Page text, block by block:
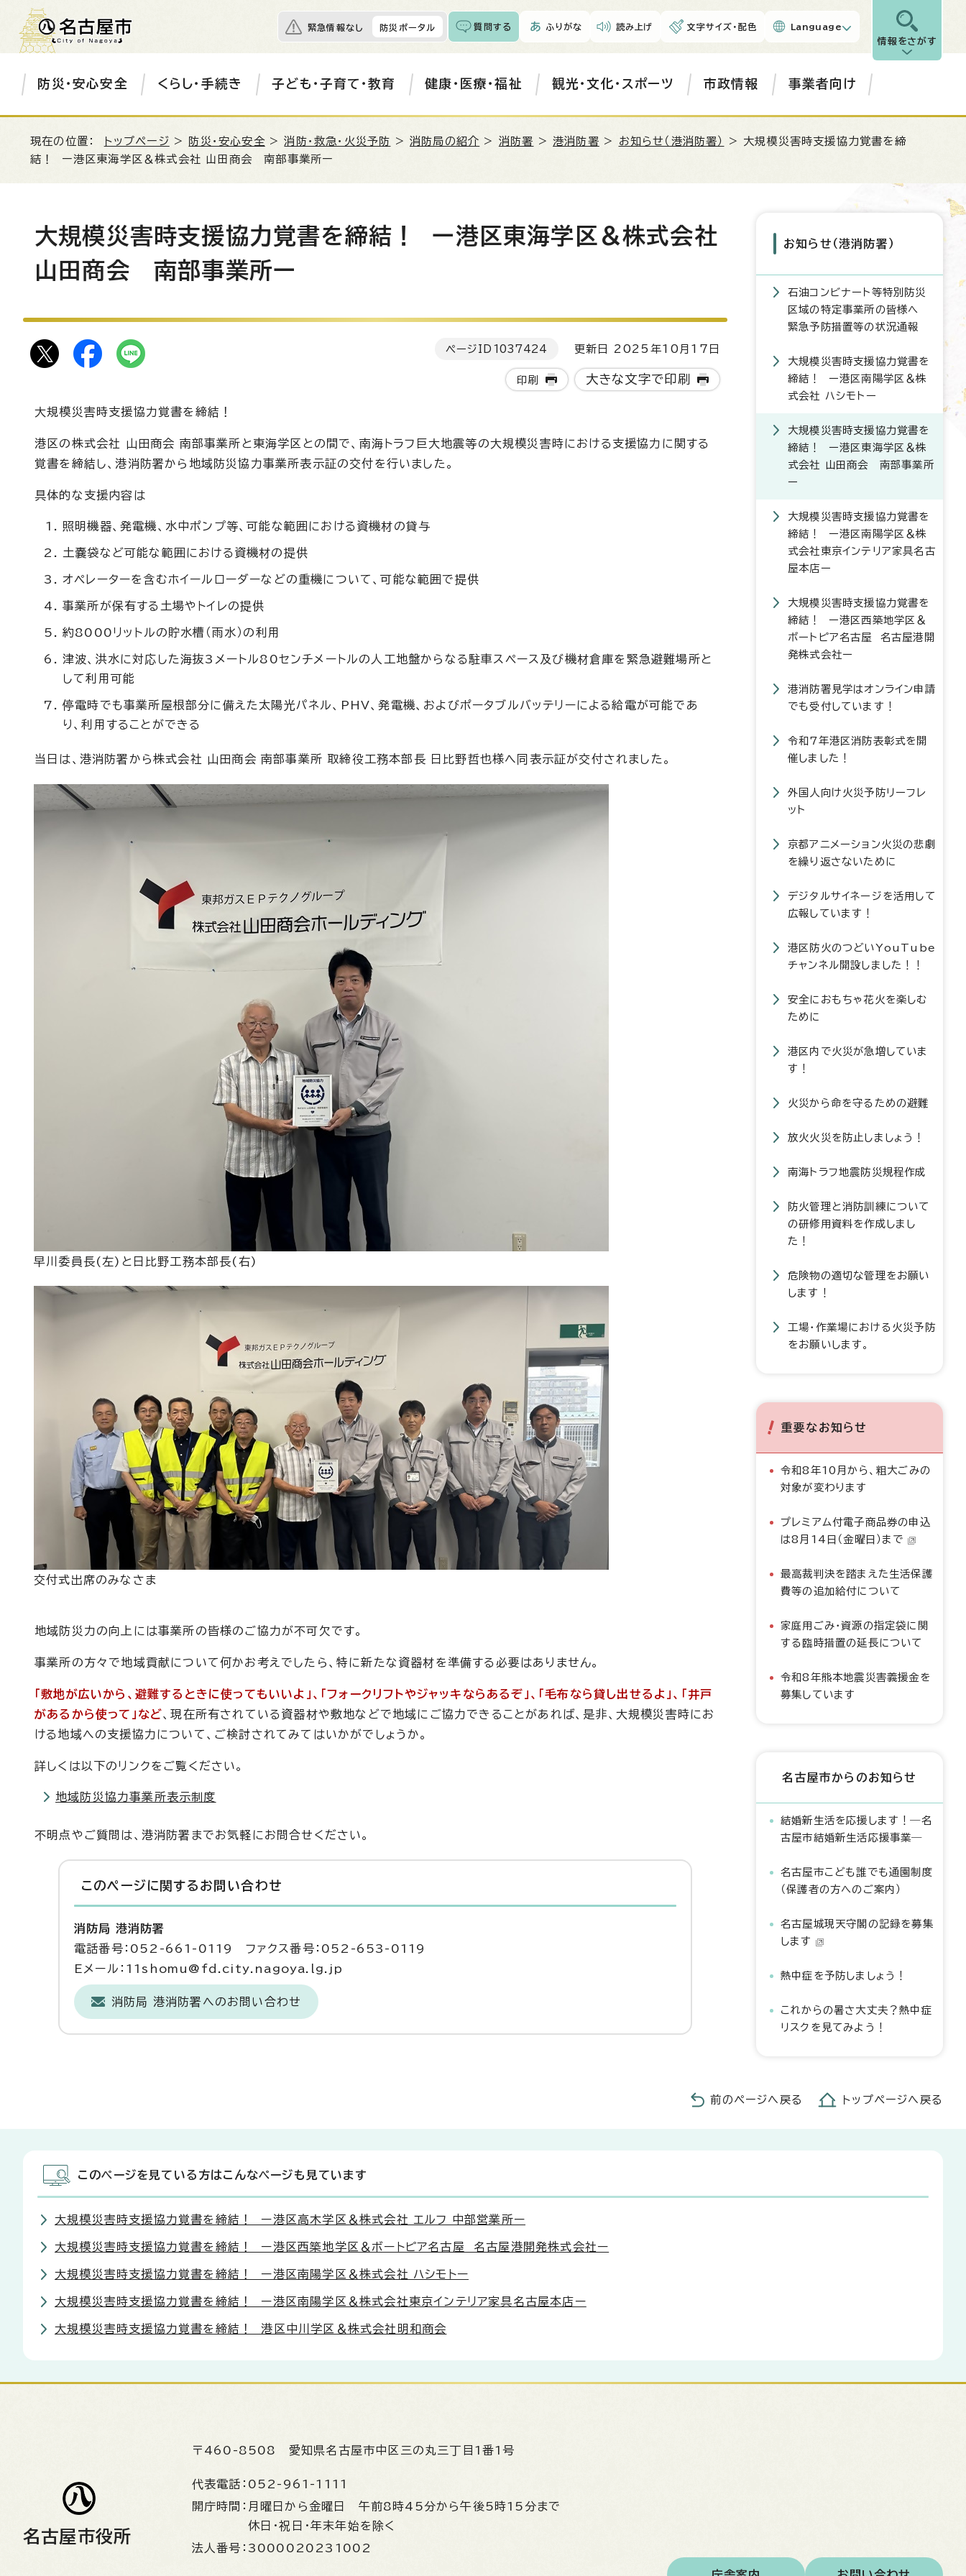
緊急情報なし 防災ポータル 質問する ふりがな 読み上げ 文字サイズ・配色 Language
情報をさがす
防災・安心安全 くらし・手続き 子ども・子育て・教育 健康・医療・福祉 観光・文化・スポーツ 市政情報 事業者向け
現在の位置： トップページ > 防災・安心安全>消防・救急・火災予防 >消防局の紹介 > 消防署 >港消防署 > お知らせ（港消防署）
> 大規模災害時支援協力覚書を締
結！ ー港区東海学区＆株式会社 山田商会 南部事業所ー
大規模災害時支援協力覚書を締結！ ー港区東海学区＆株式会社
山田商会 南部事業所ー
ページID 1037424 更新日 2025年10月17日
印刷 大きな文字で印刷
大規模災害時支援協力覚書を締結！
港区の株式会社 山田商会 南部事業所と東海学区との間で、南海トラフ巨大地震等の大規模災害時における支援協力に関する
覚書を締結し、港消防署から地域防災協力事業所表示証の交付を行いました。
具体的な支援内容は
照明機器、発電機、水中ポンプ等、可能な範囲における資機材の貸与
土嚢袋など可能な範囲における資機材の提供
オペレーターを含むホイールローダーなどの重機について、可能な範囲で提供
事業所が保有する土場やトイレの提供
約8000リットルの貯水槽（雨水）の利用
津波、洪水に対応した海抜3メートル80センチメートルの人工地盤からなる駐車スペース及び機材倉庫を緊急避難場所と
して利用可能
停電時でも事業所屋根部分に備えた太陽光パネル、PHV、発電機、およびポータブルバッテリーによる給電が可能であ
り、利用することができる
当日は、港消防署から株式会社 山田商会 南部事業所 取締役工務本部長 日比野哲也様へ同表示証が交付されました。
早川委員長(左)と日比野工務本部長(右)
交付式出席のみなさま
地域防災力の向上には事業所の皆様のご協力が不可欠です。
事業所の方々で地域貢献について何かお考えでしたら、特に新たな資器材を準備する必要はありません。
「敷地が広いから、避難するときに使ってもいいよ」、「フォークリフトやジャッキならあるぞ」、「毛布なら貸し出せるよ」、「井戸
があるから使って」など、現在所有されている資器材や敷地などで地域にご協力できることがあれば、是非、大規模災害時にお
ける地域への支援協力について、ご検討されてみてはいかがでしょうか。
詳しくは以下のリンクをご覧ください。
地域防災協力事業所表示制度
不明点やご質問は、港消防署までお気軽にお問合せください。
このページに関する お問い合わせ
消防局 港消防署
電話番号：052-661-0119 ファクス番号：052-653-0119
Eメール：11shomu@fd.city.nagoya.lg.jp
消防局 港消防署へのお問い合わせ
お知らせ（港消防署）
石油コンビナート等特別防災
区域の特定事業所の皆様へ
緊急予防措置等の状況通報
大規模災害時支援協力覚書を
締結！ ー港区南陽学区＆株
式会社 ハシモトー
大規模災害時支援協力覚書を
締結！ ー港区東海学区＆株
式会社 山田商会 南部事業所
ー
大規模災害時支援協力覚書を
締結！ ー港区南陽学区＆株
式会社東京インテリア家具名古
屋本店ー
大規模災害時支援協力覚書を
締結！ ー港区西築地学区＆
ボートピア名古屋 名古屋港開
発株式会社ー
港消防署見学はオンライン申請
でも受付しています！
令和7年港区消防表彰式を開
催しました！
外国人向け火災予防リーフレ
ット
京都アニメーション火災の悲劇
を繰り返さないために
デジタルサイネージを活用して
広報しています！
港区防火のつどいYouTube
チャンネル開設しました！！
安全におもちゃ花火を楽しむ
ために
港区内で火災が急増していま
す！
火災から命を守るための避難
放火火災を防止しましょう！
南海トラフ地震防災規程作成
防火管理と消防訓練について
の研修用資料を作成しまし
た！
危険物の適切な管理をお願い
します！
工場・作業場における火災予防
をお願いします。
重要なお知らせ
令和8年10月から、粗大ごみの
対象が変わります
プレミアム付電子商品券の申込
は8月14日（金曜日）まで
最高裁判決を踏まえた生活保護
費等の追加給付について
家庭用ごみ・資源の指定袋に関
する臨時措置の延長について
令和8年熊本地震災害義援金を
募集しています
名古屋市からのお知らせ
結婚新生活を応援します！―名
古屋市結婚新生活応援事業―
名古屋市こども誰でも通園制度
（保護者の方へのご案内）
名古屋城現天守閣の記録を募集
します
熱中症を予防しましょう！
これからの暑さ大丈夫？熱中症
リスクを見てみよう！
前のページへ戻る トップページへ戻る
このページを見ている方はこんなページも見ています
大規模災害時支援協力覚書を締結！ ー港区高木学区＆株式会社 エルフ 中部営業所ー
大規模災害時支援協力覚書を締結！ ー港区西築地学区＆ボートピア名古屋 名古屋港開発株式会社ー
大規模災害時支援協力覚書を締結！ ー港区南陽学区＆株式会社 ハシモトー
大規模災害時支援協力覚書を締結！ ー港区南陽学区＆株式会社東京インテリア家具名古屋本店ー
大規模災害時支援協力覚書を締結！ 港区中川学区＆株式会社明和商会
名古屋市役所
〒460-8508 愛知県名古屋市中区三の丸三丁目1番1号
代表電話： 052-961-1111
開庁時間： 月曜日から金曜日 午前8時45分から午後5時15分まで
休日・祝日・年末年始を除く
法人番号： 3000020231002